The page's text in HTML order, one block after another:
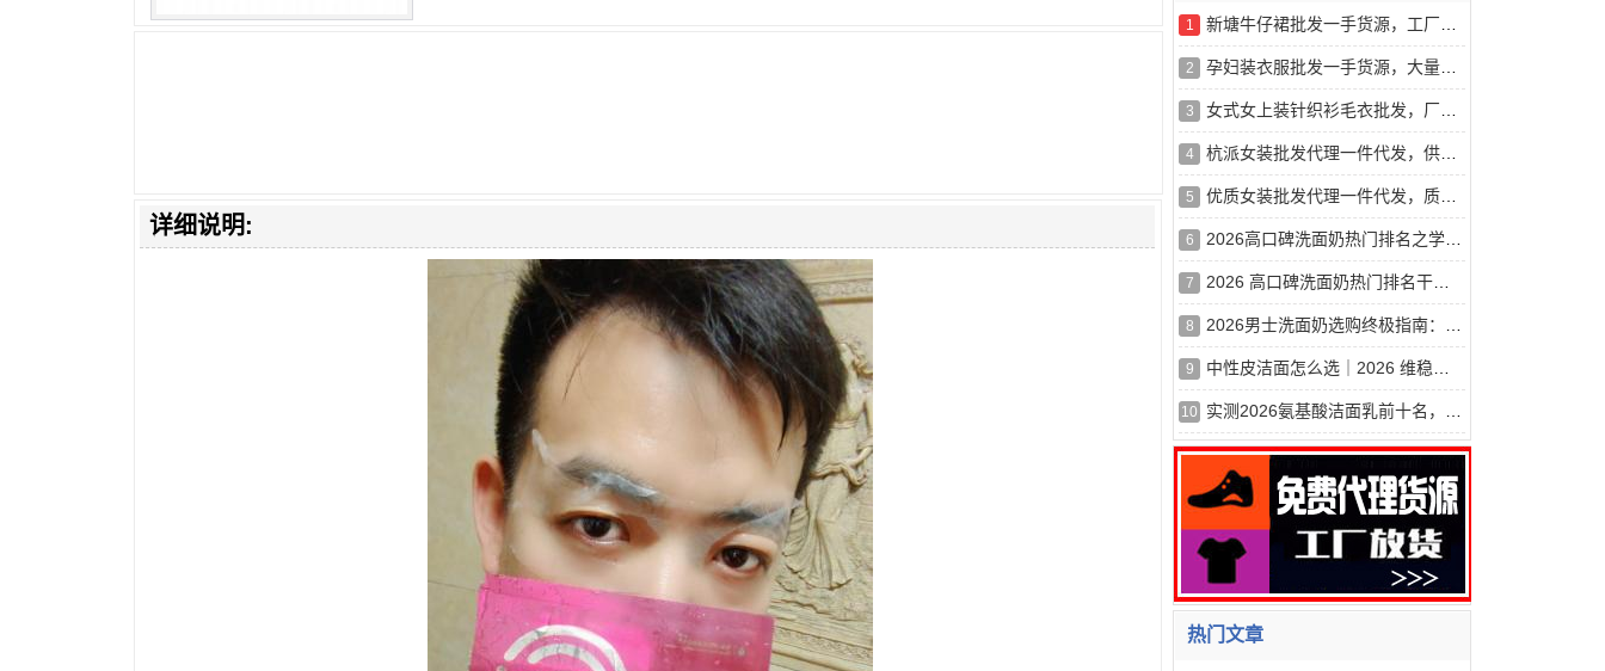
详细说明:
1 新塘牛仔裙批发一手货源，工厂直销，支持一件代发
2 孕妇装衣服批发一手货源，大量现货，一件代发
3 女式女上装针织衫毛衣批发，厂价直销，物美价廉
4 杭派女装批发代理一件代发，供货稳定，量大从优
5 优质女装批发代理一件代发，质优价实，诚招代理
6 2026高口碑洗面奶热门排名之学生党平价篇，50元以内*好用
7 2026 高口碑洗面奶热门排名干货分享，学生党预算友好款，修护控
8 2026男士洗面奶选购终极指南：百元内平价好物，干皮油皮敏感肌怎
9 中性皮洁面怎么选｜2026 维稳洗面奶清单，温和洗干净还护屏障
10 实测2026氨基酸洁面乳前十名，专为干皮敏感肌打造，补水保湿不伤
热门文章